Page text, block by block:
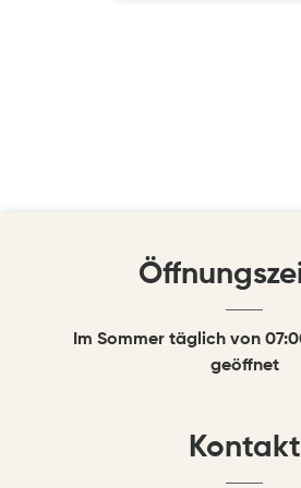
Im Sommer täglich von
geöffnet
Kontakt